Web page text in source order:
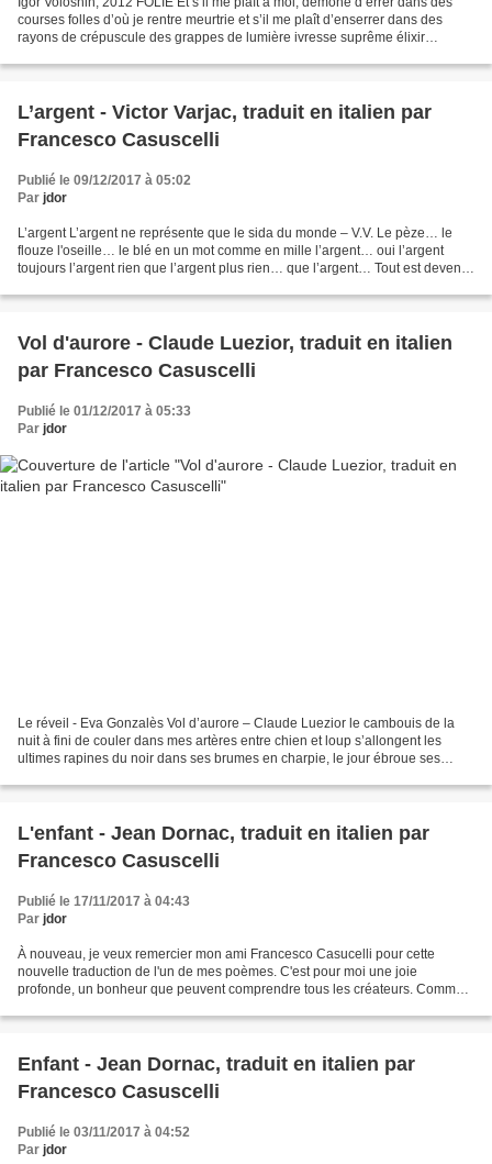
courses folles d’où je rentre meurtrie et s’il me plaît d’enserrer dans des
rayons de crépuscule des grappes de lumière ivresse suprême élixir
L’argent - Victor Varjac, traduit en italien par
Francesco Casuscelli
Publié le 09/12/2017 à 05:02
Par jdor
L’argent L’argent ne représente que le sida du monde – V.V. Le pèze… le
flouze l'oseille… le blé en un mot comme en mille l’argent… oui l’argent
toujours l’argent rien que l’argent plus rien… que l’argent… Tout est devenu
Vol d'aurore - Claude Luezior, traduit en italien
par Francesco Casuscelli
Publié le 01/12/2017 à 05:33
Par jdor
Le réveil - Eva Gonzalès Vol d’aurore – Claude Luezior le cambouis de la
nuit à fini de couler dans mes artères entre chien et loup s’allongent les
ultimes rapines du noir dans ses brumes en charpie, le jour ébroue ses
L'enfant - Jean Dornac, traduit en italien par
Francesco Casuscelli
Publié le 17/11/2017 à 04:43
Par jdor
À nouveau, je veux remercier mon ami Francesco Casucelli pour cette
nouvelle traduction de l'un de mes poèmes. C'est pour moi une joie
profonde, un bonheur que peuvent comprendre tous les créateurs. Comment
Enfant - Jean Dornac, traduit en italien par
Francesco Casuscelli
Publié le 03/11/2017 à 04:52
Par jdor